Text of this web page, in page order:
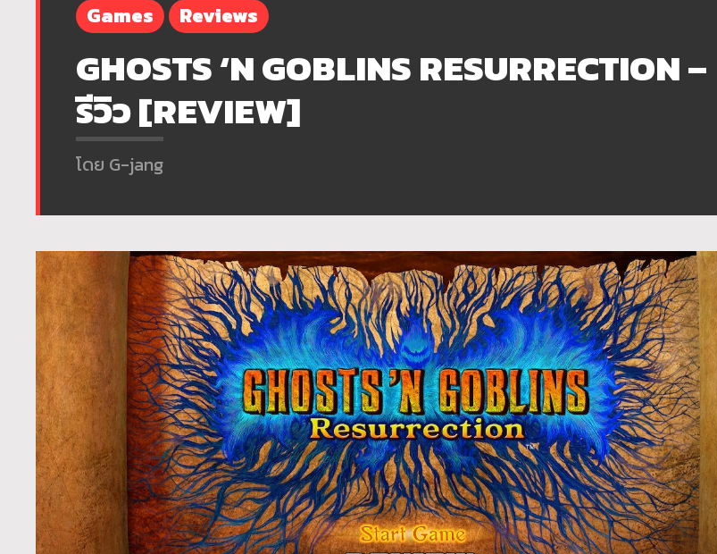
Games Reviews
GHOSTS ‘N GOBLINS RESURRECTION –
รีวิว [REVIEW]
โดย G-jang